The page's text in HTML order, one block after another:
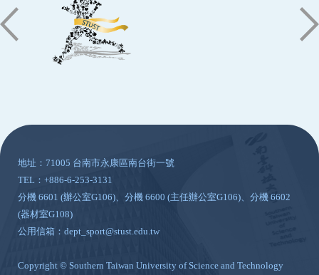
地址：71005 台南市永康區南台街一號
TEL：+886-6-253-3131
分機 6601 (辦公室G106)、分機 6600 (主任辦公室G106)、分機 6602
(器材室G108)
公用信箱：dept_sport@stust.edu.tw
Copyright © Southern Taiwan University of Science and Technology